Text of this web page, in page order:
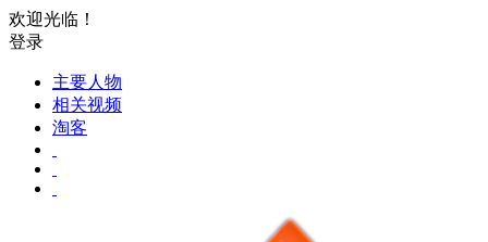
欢迎光临！
登录
主要人物
相关视频
淘客